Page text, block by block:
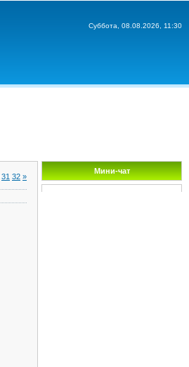
Суббота, 08.08.2026, 11:30
31 32 »
Мини-чат